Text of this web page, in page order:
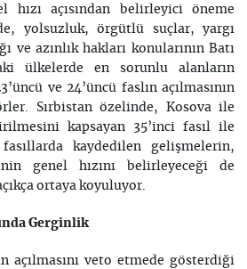
hızı açısından belirleyici öneme
yolsuzluk, örgütlü suçlar, yargı
ve azınlık hakları konularının Batı
ülkelerde en sorunlu alanların
ve 24’üncü faslın açılmasının
Sırbistan özelinde, Kosova ile
kapsayan 35’inci fasıl ile
kaydedilen gelişmelerin,
genel hızını belirleyeceği de
ortaya koyuluyor.
Gerginlik
açılmasını veto etmede gösterdiği